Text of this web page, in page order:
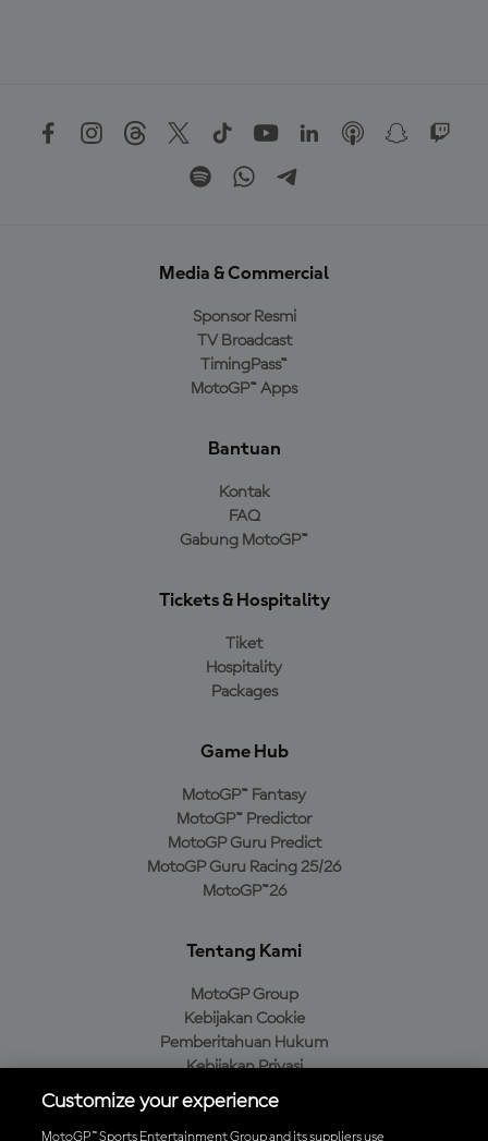
Media & Commercial
Sponsor Resmi
TV Broadcast
TimingPass™
MotoGP™ Apps
Bantuan
Kontak
FAQ
Gabung MotoGP™
Tickets & Hospitality
Tiket
Hospitality
Packages
Game Hub
MotoGP™ Fantasy
MotoGP™ Predictor
MotoGP Guru Predict
MotoGP Guru Racing 25/26
MotoGP™26
Tentang Kami
MotoGP Group
Kebijakan Cookie
Pemberitahuan Hukum
Kebijakan Privasi
Kebijakan Pembelian
Customize your experience
MotoGP™ Sports Entertainment Group and its suppliers use